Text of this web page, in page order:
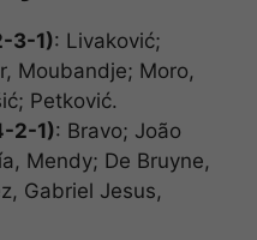
3-1): Livaković;
Moubandje; Moro,
Petković.
2-1): Bravo; João
Mendy; De Bruyne,
Gabriel Jesus,